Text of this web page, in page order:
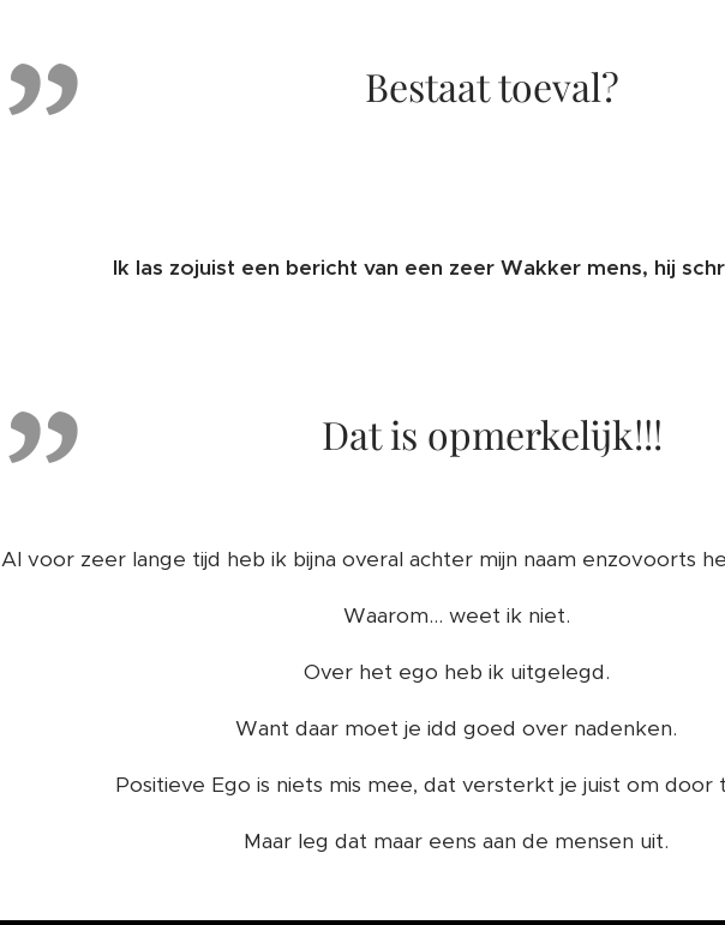
Bestaat toeval?
Ik las zojuist een bericht van een zeer Wakker mens, hij
Dat is opmerkelijk!!!
Al voor zeer lange tijd heb ik bijna overal achter mijn naam enzovoorts
Waarom... weet ik niet.
Over het ego heb ik uitgelegd.
Want daar moet je idd goed over nadenken.
Positieve Ego is niets mis mee, dat versterkt je juist om door
Maar leg dat maar eens aan de mensen uit.